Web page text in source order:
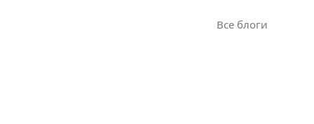
Все блоги